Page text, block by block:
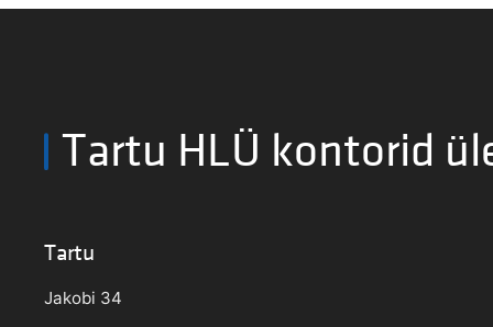
Tartu HLÜ kontorid
Tartu
Jakobi 34